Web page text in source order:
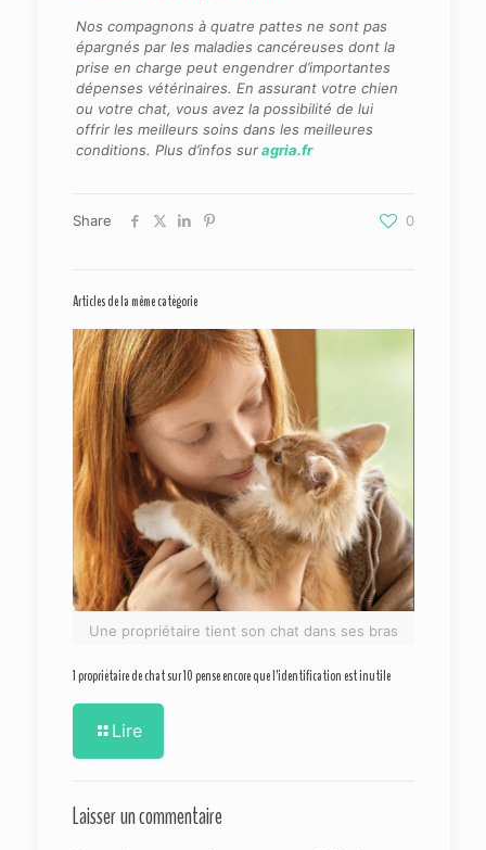
Nos compagnons à quatre pattes ne sont pas
épargnés par les maladies cancéreuses dont la
prise en charge peut engendrer d’importantes
dépenses vétérinaires. En assurant votre chien
ou votre chat, vous avez la possibilité de lui
offrir les meilleurs soins dans les meilleures
conditions. Plus d’infos sur agria.fr
Share 0
Articles de la même catégorie
Une propriétaire tient son chat dans ses bras
1 propriétaire de chat sur 10 pense encore que l’identification est inutile
Lire
Laisser un commentaire